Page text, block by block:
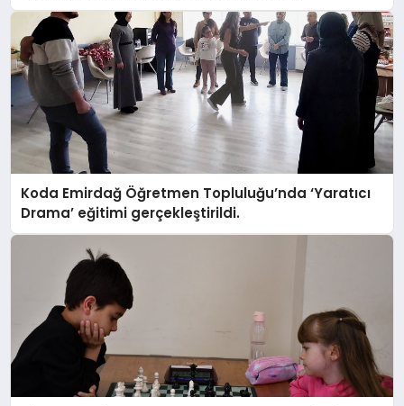
Koda Emirdağ Öğretmen Topluluğu’nda ‘Yaratıcı
Drama’ eğitimi gerçekleştirildi.